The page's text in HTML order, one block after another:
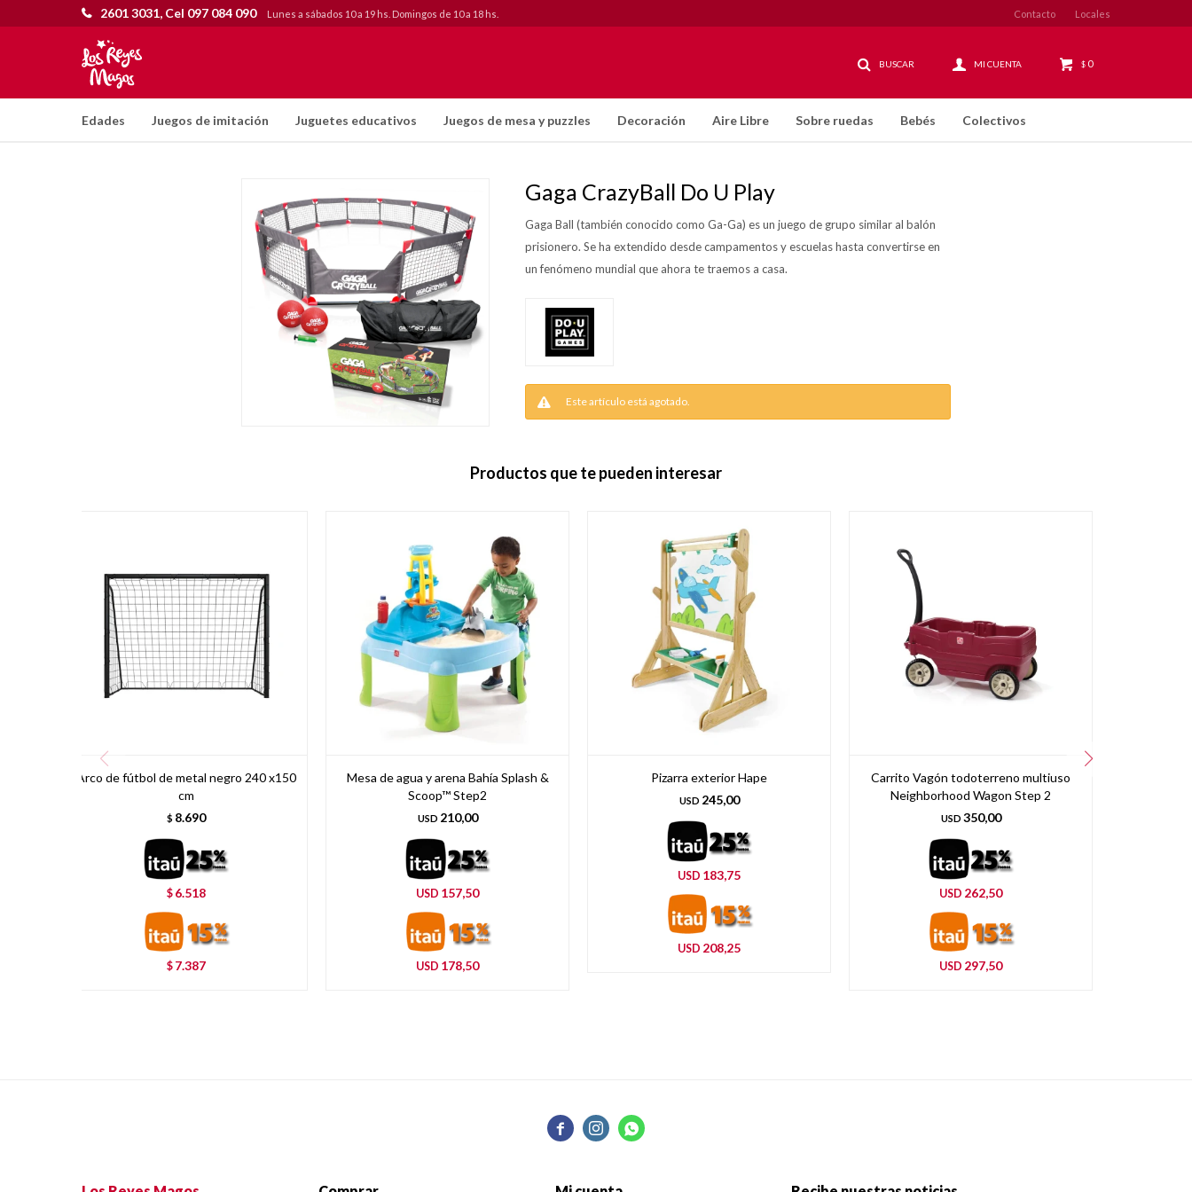
Edades Juegos de imitación Juguetes educativos Juegos de mesa y puzzles Decoración Aire Libre Sobre ruedas Bebés Colectivos
$ 0
2601 3031, Cel 097 084 090 Lunes a sábados 10 a 19 hs. Domingos de 10 a 18 hs. Contacto Locales
Gaga CrazyBall Do U Play
Gaga Ball (también conocido como Ga-Ga) es un juego de grupo similar al balón
prisionero. Se ha extendido desde campamentos y escuelas hasta convertirse en
un fenómeno mundial que ahora te traemos a casa.
Este artículo está agotado.
Productos que te pueden interesar
Arco de fútbol de metal negro 240 x150
cm
$ 8.690
$ 6.518
$ 7.387
Mesa de agua y arena Bahía Splash &
Scoop™ Step2
USD 210,00
USD 157,50
USD 178,50
Pizarra exterior Hape
USD 245,00
USD 183,75
USD 208,25
Carrito Vagón todoterreno multiuso
Neighborhood Wagon Step 2
USD 350,00
USD 262,50
USD 297,50
  